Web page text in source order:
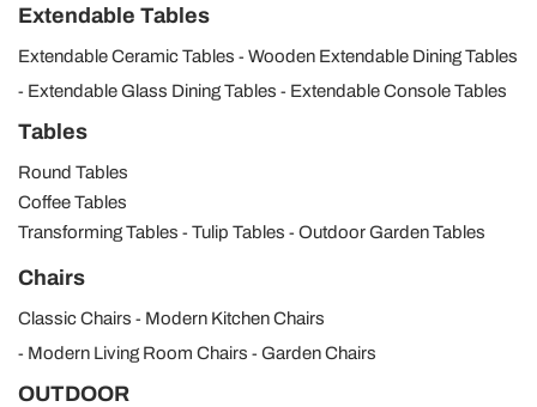
Extendable Tables
Extendable Ceramic Tables
Wooden Extendable Dining Tables
Extendable Glass Dining Tables
Extendable Console Tables
Tables
Round Tables
Coffee Tables
Transforming Tables
Tulip Tables Outdoor Garden Tables
Chairs
Classic Chairs
Modern Kitchen Chairs
Modern Living Room Chairs
Garden Chairs
OUTDOOR